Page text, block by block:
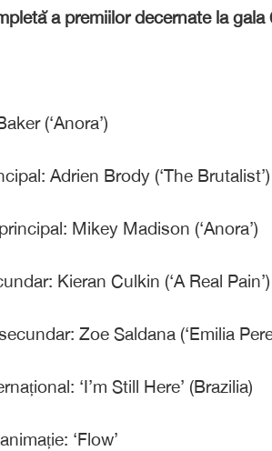
a premiilor decernate la gala
(‘Anora’)
Adrien Brody (‘The Brutalist’)
Mikey Madison (‘Anora’)
Kieran Culkin (‘A Real Pain’)
Zoe Saldana (‘Emilia
‘I’m Still Here’ (Brazilia)
‘Flow’